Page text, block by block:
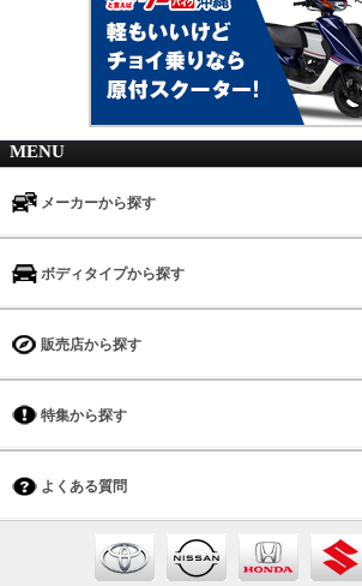
MENU
メーカーから探す
ボディタイプから探す
販売店から探す
特集から探す
よくある質問